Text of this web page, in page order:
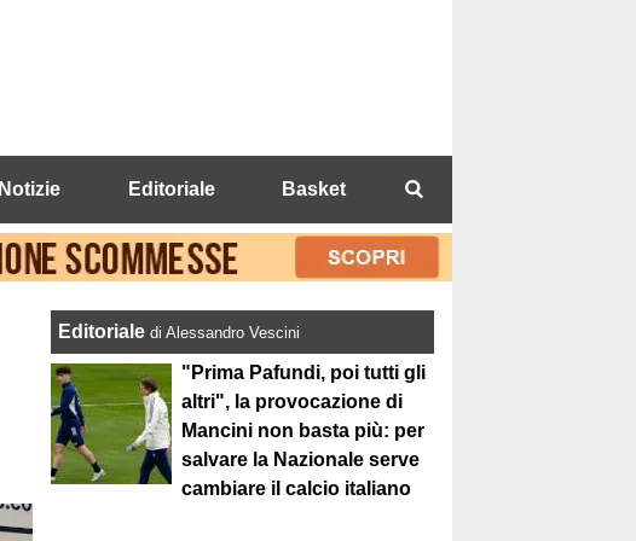
Notizie Editoriale Basket
Editorialedi Alessandro Vescini
"Prima Pafundi, poi tutti gli
altri", la provocazione di
Mancini non basta più: per
salvare la Nazionale serve
cambiare il calcio italiano